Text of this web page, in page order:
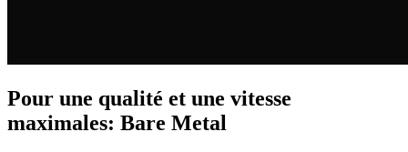
Pour une qualité et une vitesse
maximales: Bare Metal